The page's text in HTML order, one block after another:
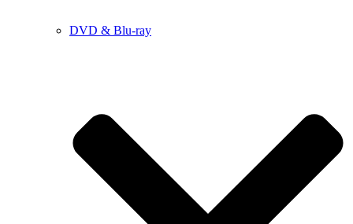
DVD & Blu-ray